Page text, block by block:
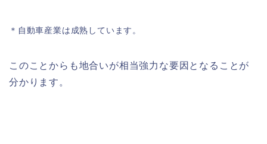
＊自動車産業は成熟しています。
このことからも地合いが相当強力な要因となることが
分かります。